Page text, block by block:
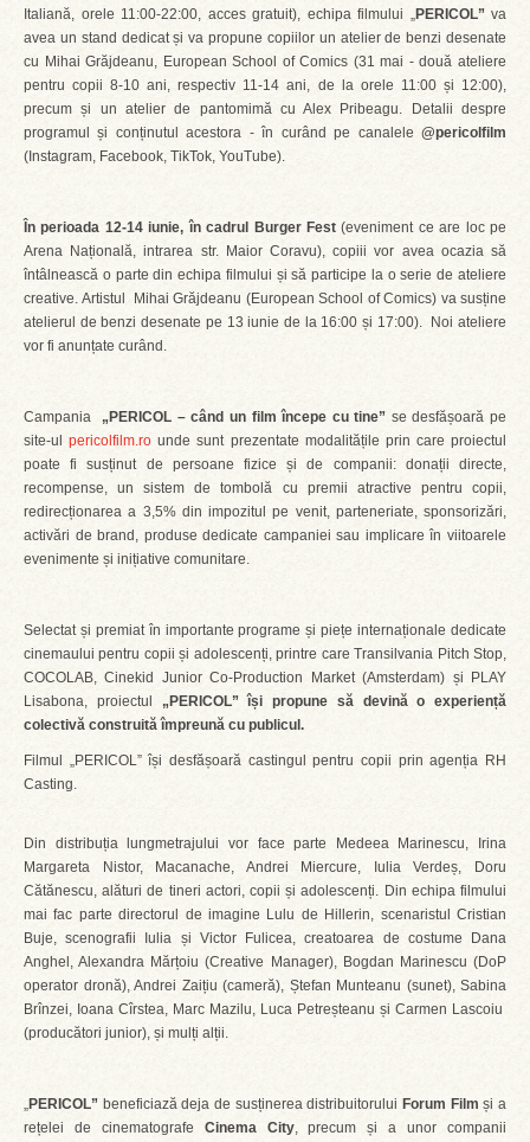
Italiană, orele 11:00-22:00, acces gratuit), echipa filmului „PERICOL” va
avea un stand dedicat și va propune copiilor un atelier de benzi desenate
cu Mihai Grăjdeanu, European School of Comics (31 mai - două ateliere
pentru copii 8-10 ani, respectiv 11-14 ani, de la orele 11:00 și 12:00),
precum și un atelier de pantomimă cu Alex Pribeagu. Detalii despre
programul și conținutul acestora - în curând pe canalele @pericolfilm
(Instagram, Facebook, TikTok, YouTube).
În perioada 12-14 iunie, în cadrul Burger Fest(eveniment ce are loc pe
Arena Națională, intrarea str. Maior Coravu), copiii vor avea ocazia să
întâlnească o parte din echipa filmului și să participe la o serie de ateliere
creative. Artistul Mihai Grăjdeanu (European School of Comics) va susține
atelierul de benzi desenate pe 13 iunie de la 16:00 și 17:00). Noi ateliere
vor fi anunțate curând.
Campania „PERICOL – când un film începe cu tine” se desfășoară pe
site-ulpericolfilm.ro unde sunt prezentate modalitățile prin care proiectul
poate fi susținut de persoane fizice și de companii: donații directe,
recompense, un sistem de tombolă cu premii atractive pentru copii,
redirecționarea a 3,5% din impozitul pe venit, parteneriate, sponsorizări,
activări de brand, produse dedicate campaniei sau implicare în viitoarele
evenimente și inițiative comunitare.
Selectat și premiat în importante programe și piețe internaționale dedicate
cinemaului pentru copii și adolescenți, printre care Transilvania Pitch Stop,
COCOLAB, Cinekid Junior Co-Production Market (Amsterdam) și PLAY
Lisabona, proiectul
„PERICOL” își propune să devină o experiență
colectivă construită împreună cu publicul.
Filmul „PERICOL” își desfășoară castingul pentru copii prin agenția RH
Casting.
Din distribuția lungmetrajului vor face parte Medeea Marinescu, Irina
Margareta Nistor, Macanache, Andrei Miercure, Iulia Verdeș, Doru
Cătănescu, alături de tineri actori, copii și adolescenți. Din echipa filmului
mai fac parte directorul de imagine Lulu de Hillerin, scenaristul Cristian
Buje, scenografii Iulia și Victor Fulicea, creatoarea de costume Dana
Anghel, Alexandra Mărțoiu (Creative Manager), Bogdan Marinescu (DoP
operator dronă), Andrei Zaițiu (cameră), Ștefan Munteanu (sunet), Sabina
Brînzei, Ioana Cîrstea, Marc Mazilu, Luca Petreșteanu și Carmen Lascoiu
(producători junior), și mulți alții.
„PERICOL” beneficiază deja de susținerea distribuitorului Forum Film și a
rețelei de cinematografe Cinema City, precum și a unor companii